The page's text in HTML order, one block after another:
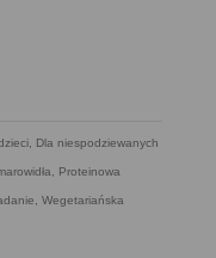
, Dla niespodziewanych
, Proteinowa
, Wegetariańska